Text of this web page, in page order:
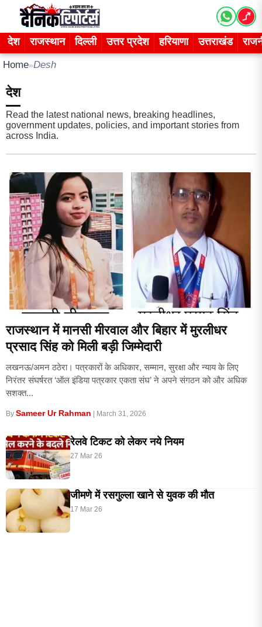
content
देश राजस्थान दिल्ली उत्तर प्रदेश हरियाणा उत्तराखंड
Home»Desh
देश
Read the latest national news, breaking headlines,
government updates, policies, and important stories from
across India.
राजस्थान में मानसी मीरवाल और बिहार में मुरलीधर
प्रसाद सिंह को मिली बड़ी जिम्मेदारी
लखनऊ/अमन ठठेरा। पत्रकारों के अधिकार, सम्मान, सुरक्षा और न्याय के लिए
निरंतर संघर्षरत ‘ऑल इंडिया पत्रकार एकता संघ’ ने अपने संगठन को और अधिक
सशक्त...
By Sameer Ur Rahman | March 31, 2026
रेलवे टिकट को लेकर नये नियम
27 Mar 26
जीमणे में रसगुल्ला खाने से युवक की मौत
17 Mar 26